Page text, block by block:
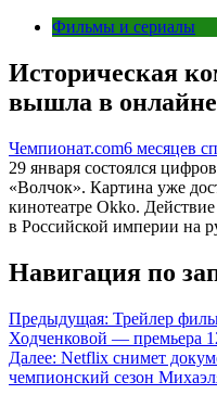
Фильмы и сериалы
Историческая
вышла в онлайне
Чемпионат.com6 месяцев
29 января состоялся
«Волчок». Картина уже
кинотеатре Okko.
в Российской империи на
Навигация по
Предыдущая: Трейлер
Ходченковой — премьера
Далее: Netflix снимет
чемпионский сезон